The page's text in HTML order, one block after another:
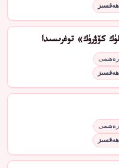
ھەقسىز
كۆۋرۈك» توغرىسىدا
رەھىمى
ھەقسىز
رەھىمى
ھەقسىز